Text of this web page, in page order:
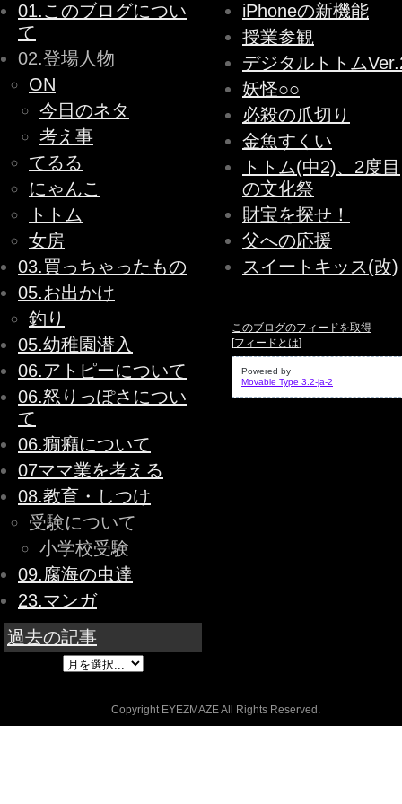
01.このブログについ
て
02.登場人物
ON
今日のネタ
考え事
てるる
にゃんこ
トトム
女房
03.買っちゃったもの
05.お出かけ
釣り
05.幼稚園潜入
06.アトピーについて
06.怒りっぽさについ
て
06.癇癪について
07ママ業を考える
08.教育・しつけ
受験について
小学校受験
09.腐海の虫達
23.マンガ
過去の記事
iPhoneの新機能
授業参観
デジタルトトム
妖怪○○
必殺の爪切り
金魚すくい
トトム(中2)、2度目
の文化祭
財宝を探せ！
父への応援
スイートキッス(改)
このブログのフィードを取得
[フィードとは]
Powered by
Movable Type 3.2-ja-2
Copyright EYEZMAZE All Rights Reserved.